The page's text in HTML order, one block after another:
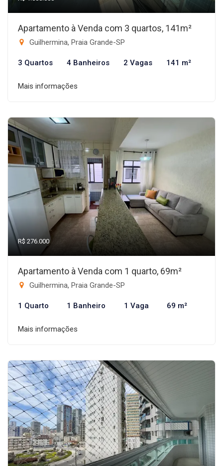
Apartamento à Venda com 3 quartos, 141m²
Guilhermina, Praia Grande-SP
3 Quartos 4 Banheiros 2 Vagas 141 m²
Mais informações
R$ 276.000
Apartamento à Venda com 1 quarto, 69m²
Guilhermina, Praia Grande-SP
1 Quarto 1 Banheiro 1 Vaga 69 m²
Mais informações